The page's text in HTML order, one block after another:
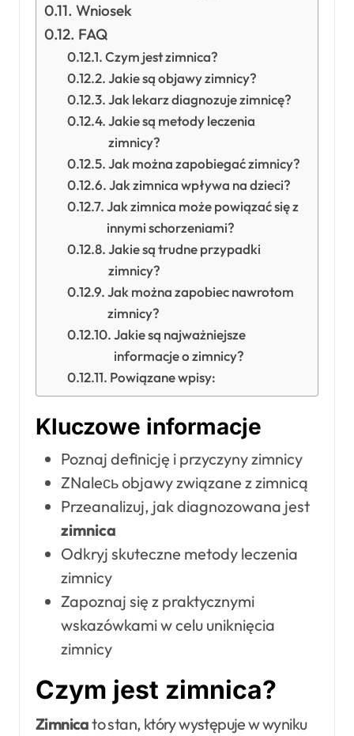
Wniosek
FAQ
Czym jest zimnica?
Jakie są objawy zimnicy?
Jak lekarz diagnozuje zimnicę?
Jakie są metody leczenia
zimnicy?
Jak można zapobiegać zimnicy?
Jak zimnica wpływa na dzieci?
Jak zimnica może powiązać się z
innymi schorzeniami?
Jakie są trudne przypadki
zimnicy?
Jak można zapobiec nawrotom
zimnicy?
Jakie są najważniejsze
informacje o zimnicy?
Powiązane wpisy:
Kluczowe informacje
Poznaj definicję i przyczyny zimnicy
ZNaleсь objawy związane z zimnicą
Przeanalizuj, jak diagnozowana jest
zimnica
Odkryj skuteczne metody leczenia
zimnicy
Zapoznaj się z praktycznymi
wskazówkami w celu uniknięcia
zimnicy
Czym jest zimnica?
Zimnicato stan, który występuje w wyniku